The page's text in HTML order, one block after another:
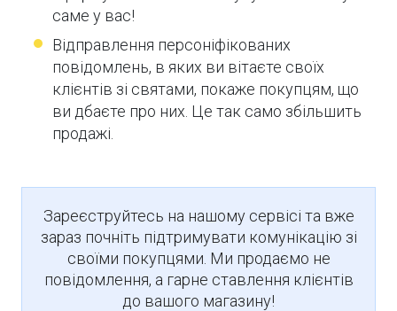
саме у вас!
Відправлення персоніфікованих
повідомлень, в яких ви вітаєте своїх
клієнтів зі святами, покаже покупцям, що
ви дбаєте про них. Це так само збільшить
продажі.
Зареєструйтесь на нашому сервісі та вже
зараз почніть підтримувати комунікацію зі
своїми покупцями. Ми продаємо не
повідомлення, а гарне ставлення клієнтів
до вашого магазину!